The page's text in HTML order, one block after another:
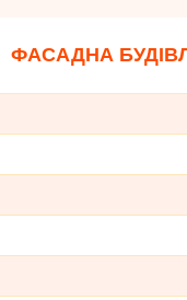
ФАСАДНА